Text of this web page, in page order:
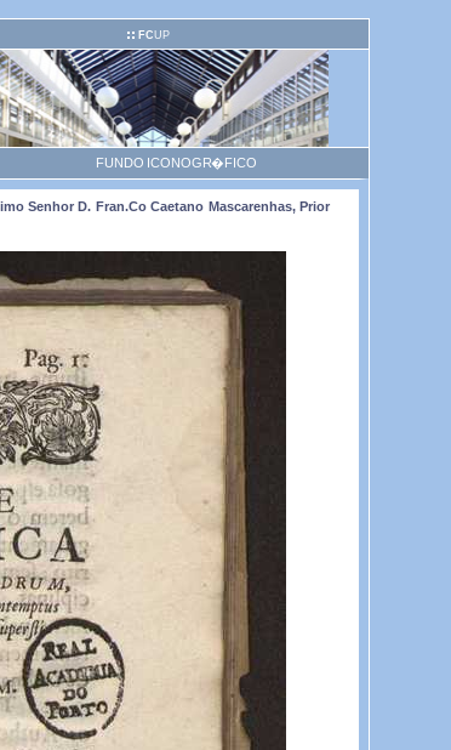
FCUP
FUNDO ICONOGR�FICO
Senhor D. Fran.co Caetano Mascarenhas, Prior